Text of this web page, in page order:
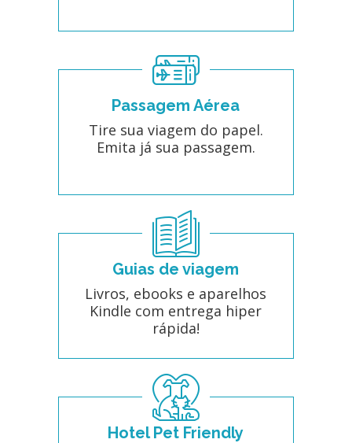
Passagem Aérea
Tire sua viagem do papel.
Emita já sua passagem.
Guias de viagem
Livros, ebooks e aparelhos
Kindle com entrega hiper
rápida!
Hotel Pet Friendly